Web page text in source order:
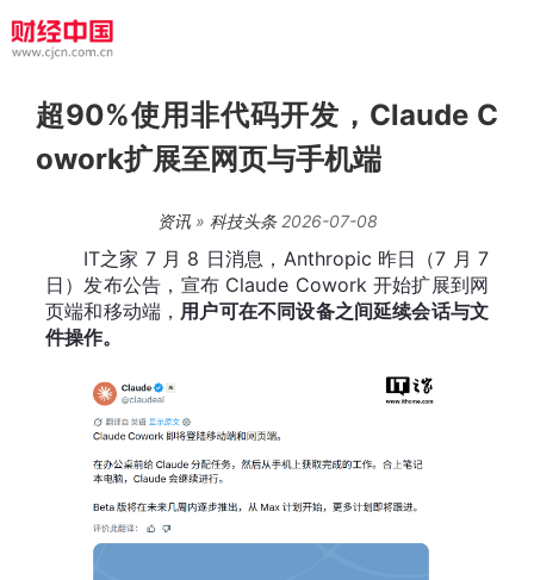
超90%使用非代码开发，Claude C
owork扩展至网页与手机端
资讯» 科技头条2026-07-08
IT之家 7 月 8 日消息，Anthropic 昨日（7 月 7
日）发布公告，宣布 Claude Cowork 开始扩展到网
页端和移动端， 用户可在不同设备之间延续会话与文
件操作。